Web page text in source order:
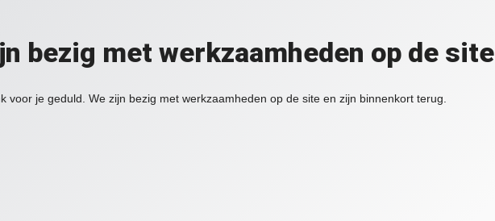
bezig met werkzaamheden op de site
voor je geduld. We zijn bezig met werkzaamheden op de site en zijn binnenkort terug.